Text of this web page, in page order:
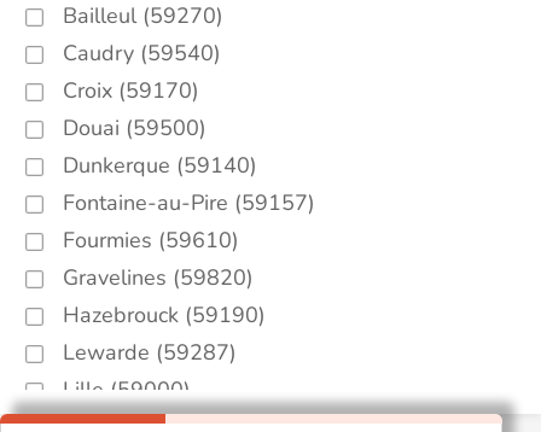
Bailleul (59270)
Caudry (59540)
Croix (59170)
Douai (59500)
Dunkerque (59140)
Fontaine-au-Pire (59157)
Fourmies (59610)
Gravelines (59820)
Hazebrouck (59190)
Lewarde (59287)
Lille (59000)